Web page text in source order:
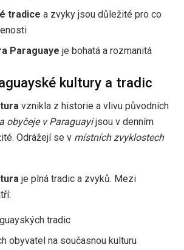
tradice a zvyky jsou důležité pro co
Paraguaye je bohatá a rozmanitá
kultury a tradic
vznikla z historie a vlivu původních
obyčeje v Paraguayijsou v denním
Odrážejí se v místních zvyklostech
je plná tradic a zvyků. Mezi
tradic
obyvatel na současnou kulturu